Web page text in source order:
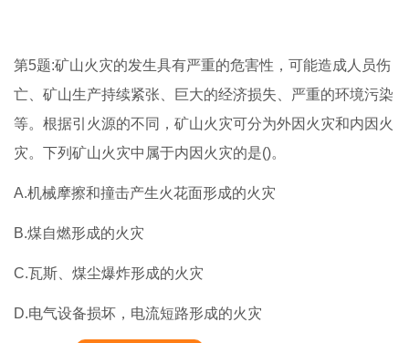
第5题:矿山火灾的发生具有严重的危害性，可能造成人员伤
亡、矿山生产持续紧张、巨大的经济损失、严重的环境污染
等。根据引火源的不同，矿山火灾可分为外因火灾和内因火
灾。下列矿山火灾中属于内因火灾的是()。
A.机械摩擦和撞击产生火花面形成的火灾
B.煤自燃形成的火灾
C.瓦斯、煤尘爆炸形成的火灾
D.电气设备损坏，电流短路形成的火灾